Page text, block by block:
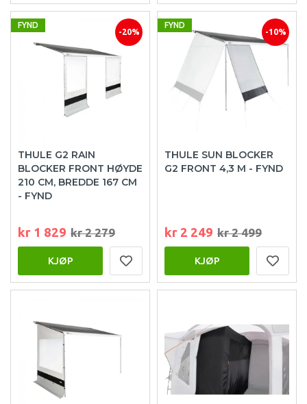
FYND
-20%
THULE G2 RAIN
BLOCKER FRONT HØYDE
210 CM, BREDDE 167 CM
- FYND
kr 1 829 kr 2 279
KJØP
FYND
-10%
THULE SUN BLOCKER
G2 FRONT 4,3 M - FYND
kr 2 249 kr 2 499
KJØP